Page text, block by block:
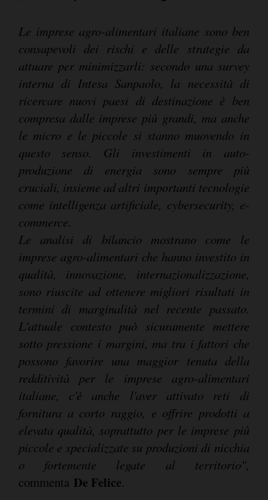
Le imprese agro-alimentari italiane sono ben
consapevoli dei rischi e delle strategie da
attuare per minimizzarli: secondo una survey
interna di Intesa Sanpaolo, la necessità di
ricercare nuovi paesi di destinazione è ben
compresa dalle imprese più grandi, ma anche
le micro e le piccole si stanno muovendo in
questo senso. Gli investimenti in auto-
produzione di energia sono sempre più
cruciali, insieme ad altri importanti tecnologie
come intelligenza artificiale, cybersecurity, e-
commerce.
Le analisi di bilancio mostrano come le
imprese agro-alimentari che hanno investito in
qualità, innovazione, internazionalizzazione,
sono riuscite ad ottenere migliori risultati in
termini di marginalità nel recente passato.
L'attuale contesto può sicuramente mettere
sotto pressione i margini, ma tra i fattori che
possono favorire una maggior tenuta della
redditività per le imprese agro-alimentari
italiane, c'è anche l'aver attivato reti di
fornitura a corto raggio, e offrire prodotti a
elevata qualità, soprattutto per le imprese più
piccole e specializzate su produzioni di nicchia
o fortemente legate al territorio",
commenta De Felice.